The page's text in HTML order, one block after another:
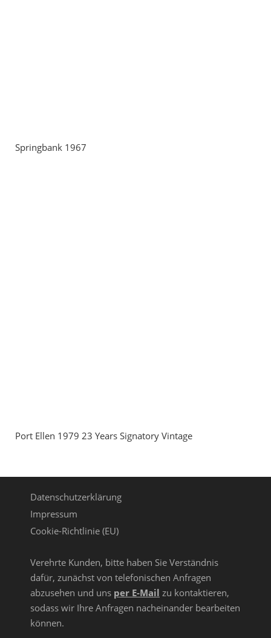
Springbank 1967
Port Ellen 1979 23 Years Signatory Vintage
Datenschutzerklärung
Impressum
Cookie-Richtlinie (EU)
Verehrte Kunden, bitte haben Sie Verständnis
dafür, zunächst von telefonischen Anfragen
abzusehen und uns per E-Mail zu kontaktieren,
sodass wir Ihre Anfragen nacheinander bearbeiten
können.